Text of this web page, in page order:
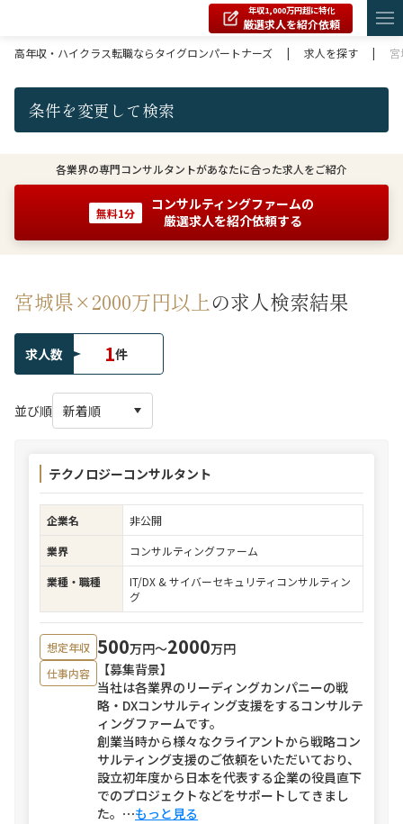
年収1,000万円超に特化
厳選求人を紹介依頼
高年収・ハイクラス転職ならタイグロンパートナーズ
| 求人を探す |
条件を変更して検索
各業界の専門コンサルタントがあなたに合った求人をご紹介
無料1分
コンサルティングファームの
厳選求人を紹介依頼する
宮城県×2000万円以上の求人検索結果
求人数 1件
並び順
テクノロジーコンサルタント
企業名
非公開
業界
コンサルティングファーム
業種・職種
IT/DX & サイバーセキュリティコンサルティン
グ
想定年収 500万円〜2000万円
仕事内容
【募集背景】
当社は各業界のリーディングカンパニーの戦
略・DXコンサルティング支援をするコンサルテ
ィングファームです。
創業当時から様々なクライアントから戦略コン
サルティング支援のご依頼をいただいており、
設立初年度から日本を代表する企業の役員直下
でのプロジェクトなどをサポートしてきまし
た。 ⋯もっと見る